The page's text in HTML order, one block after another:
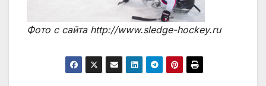
Фото с сайта http://www.sledge-hockey.ru